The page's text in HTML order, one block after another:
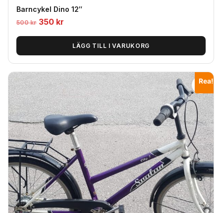
Barncykel Dino 12″
500kr Det
ursprungliga
var:
500
kr.
350 kr
nuvarande
priset
är:
350
kr.
LÄGG TILL I VARUKORG
Rea!